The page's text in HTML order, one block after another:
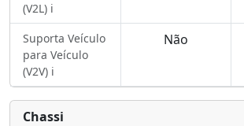
(V2L) ℹ️
Suporta Veículo
para Veículo
(V2V) ℹ️
Não
Chassi